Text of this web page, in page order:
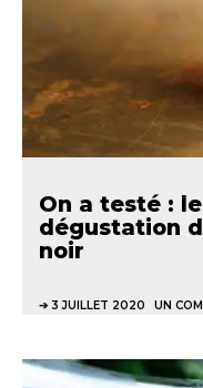
On a testé :
dégustation
noir
3 JUILLET 2020 UN